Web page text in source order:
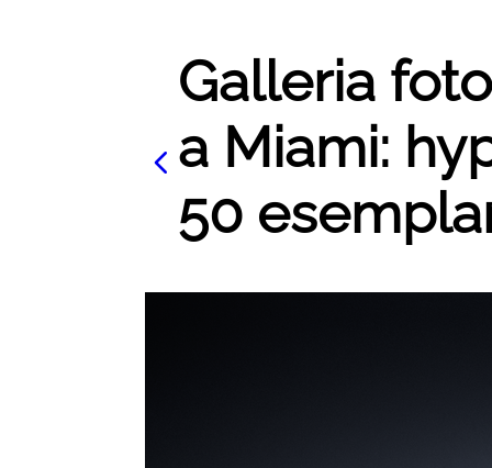
Galleria
a Miami:
50